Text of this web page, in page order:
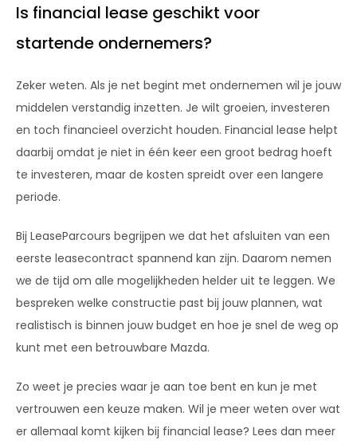
Is financial lease geschikt voor
startende ondernemers?
Zeker weten. Als je net begint met ondernemen wil je jouw
middelen verstandig inzetten. Je wilt groeien, investeren
en toch financieel overzicht houden. Financial lease helpt
daarbij omdat je niet in één keer een groot bedrag hoeft
te investeren, maar de kosten spreidt over een langere
periode.
Bij LeaseParcours begrijpen we dat het afsluiten van een
eerste leasecontract spannend kan zijn. Daarom nemen
we de tijd om alle mogelijkheden helder uit te leggen. We
bespreken welke constructie past bij jouw plannen, wat
realistisch is binnen jouw budget en hoe je snel de weg op
kunt met een betrouwbare Mazda.
Zo weet je precies waar je aan toe bent en kun je met
vertrouwen een keuze maken. Wil je meer weten over wat
er allemaal komt kijken bij financial lease? Lees dan meer